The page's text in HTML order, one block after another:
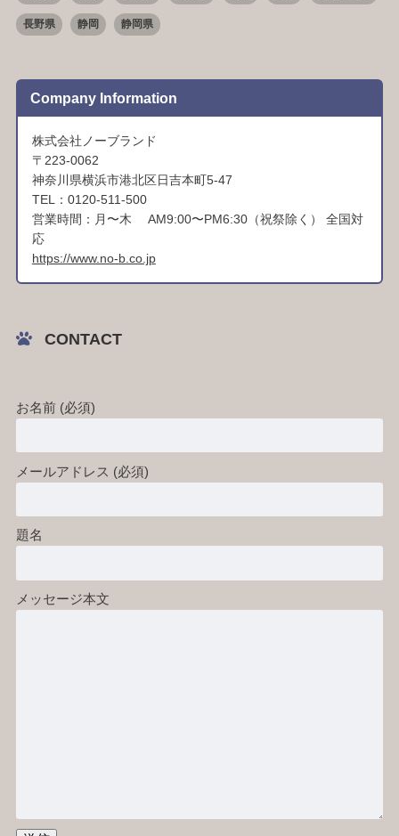
長野県 静岡 静岡県
Company Information
株式会社ノーブランド
〒223-0062
神奈川県横浜市港北区日吉本町5-47
TEL：0120-511-500
営業時間：月〜木 AM9:00〜PM6:30（祝祭除く） 全国対
応
https://www.no-b.co.jp
CONTACT
お名前 (必須)
メールアドレス (必須)
題名
メッセージ本文